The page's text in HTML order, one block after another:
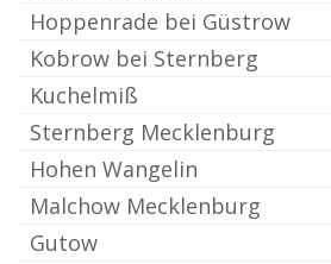
Hoppenrade bei Güstrow
Kobrow bei Sternberg
Kuchelmiß
Sternberg Mecklenburg
Hohen Wangelin
Malchow Mecklenburg
Gutow